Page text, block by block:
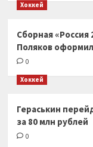
Хоккей
Сборная «Россия
Поляков
0
Хоккей
Гераськин
за 80 млн рублей
0